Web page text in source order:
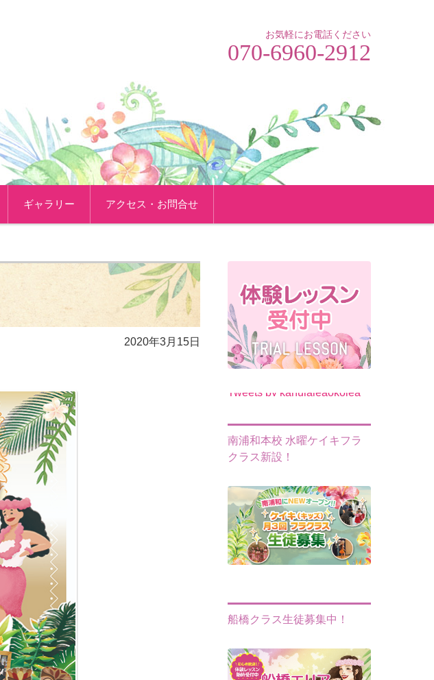
お気軽にお電話ください
070-6960-2912
ギャラリー アクセス・お問合せ
2020年3月15日
Tweets by kahulaleaokolea
南浦和本校 水曜ケイキフラ
クラス新設！
船橋クラス生徒募集中！